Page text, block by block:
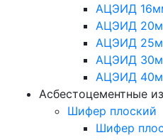
АЦЭИД
АЦЭИД
АЦЭИД
АЦЭИД
АЦЭИД
Асбестоцементные
Шифер плоский
Шифер